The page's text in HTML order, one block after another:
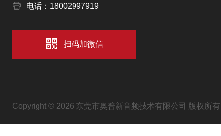
电话：18002997919
扫码加微信
Copyright © 2026 东莞市奥普新音频技术有限公司 版权所有